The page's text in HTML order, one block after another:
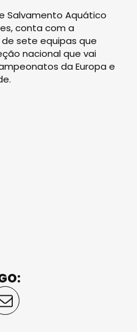
Salvamento Aquático
conta com a
sete equipas que
nacional que vai
da Europa e